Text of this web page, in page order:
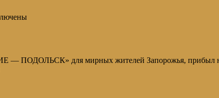
— ПОДОЛЬСК» для мирных жителей Запорожья, прибыл